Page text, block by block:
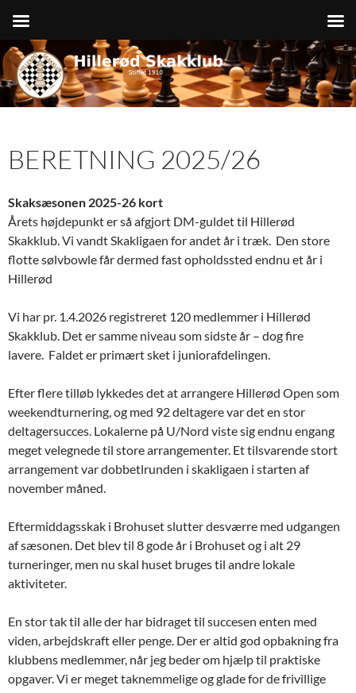
Hop
til
indhold
BERETNING 2025/26
Skaksæsonen 2025-26 kort
Årets højdepunkt er så afgjort DM-guldet til Hillerød
Skakklub. Vi vandt Skakligaen for andet år i træk. Den store
flotte sølvbowle får dermed fast opholdssted endnu et år i
Hillerød
Vi har pr. 1.4.2026 registreret 120 medlemmer i Hillerød
Skakklub. Det er samme niveau som sidste år – dog fire
lavere. Faldet er primært sket i juniorafdelingen.
Efter flere tilløb lykkedes det at arrangere Hillerød Open som
weekendturnering, og med 92 deltagere var det en stor
deltagersucces. Lokalerne på U/Nord viste sig endnu engang
meget velegnede til store arrangementer. Et tilsvarende stort
arrangement var dobbetlrunden i skakligaen i starten af
november måned.
Eftermiddagsskak i Brohuset slutter desværre med udgangen
af sæsonen. Det blev til 8 gode år i Brohuset og i alt 29
turneringer, men nu skal huset bruges til andre lokale
aktiviteter.
En stor tak til alle der har bidraget til succesen enten med
viden, arbejdskraft eller penge. Der er altid god opbakning fra
klubbens medlemmer, når jeg beder om hjælp til praktiske
opgaver. Vi er meget taknemmelige og glade for de frivillige